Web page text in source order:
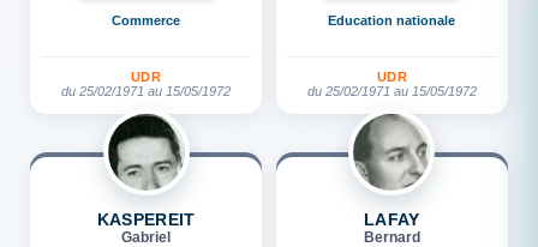
Commerce
UDR
du 25/02/1971 au 15/05/1972
Education nationale
UDR
du 25/02/1971 au 15/05/1972
KASPEREIT
Gabriel
LAFAY
Bernard